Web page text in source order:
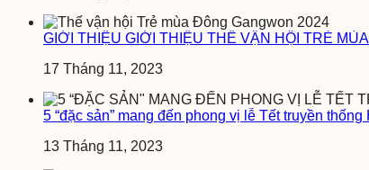
GIỚI THIỆU GIỚI THIỆU THẾ VẬN HỘI TRẺ
17 Tháng 11, 2023
5 “đặc sản” mang đến phong vị lễ Tết truyền thống
13 Tháng 11, 2023